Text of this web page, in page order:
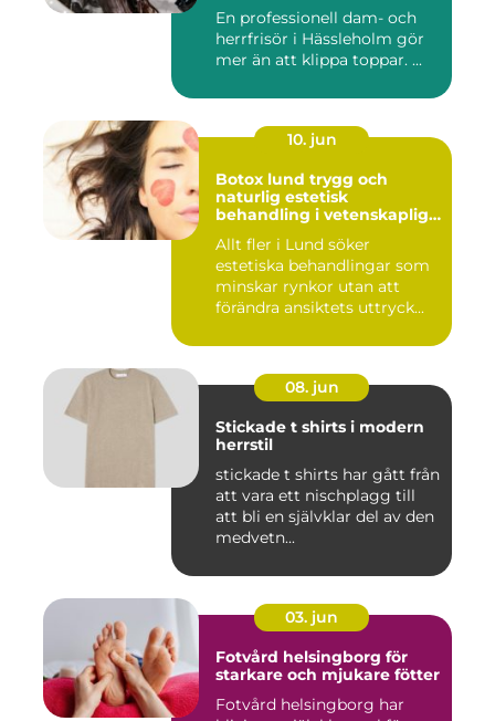
En professionell dam- och
herrfrisör i Hässleholm gör
mer än att klippa toppar. ...
10. jun
Botox lund trygg och
naturlig estetisk
behandling i vetenskaplig
Allt fler i Lund söker
estetiska behandlingar som
minskar rynkor utan att
förändra ansiktets uttryck...
08. jun
Stickade t shirts i modern
herrstil
stickade t shirts har gått från
att vara ett nischplagg till
att bli en självklar del av den
medvetn...
03. jun
Fotvård helsingborg för
starkare och mjukare fötter
Fotvård helsingborg har